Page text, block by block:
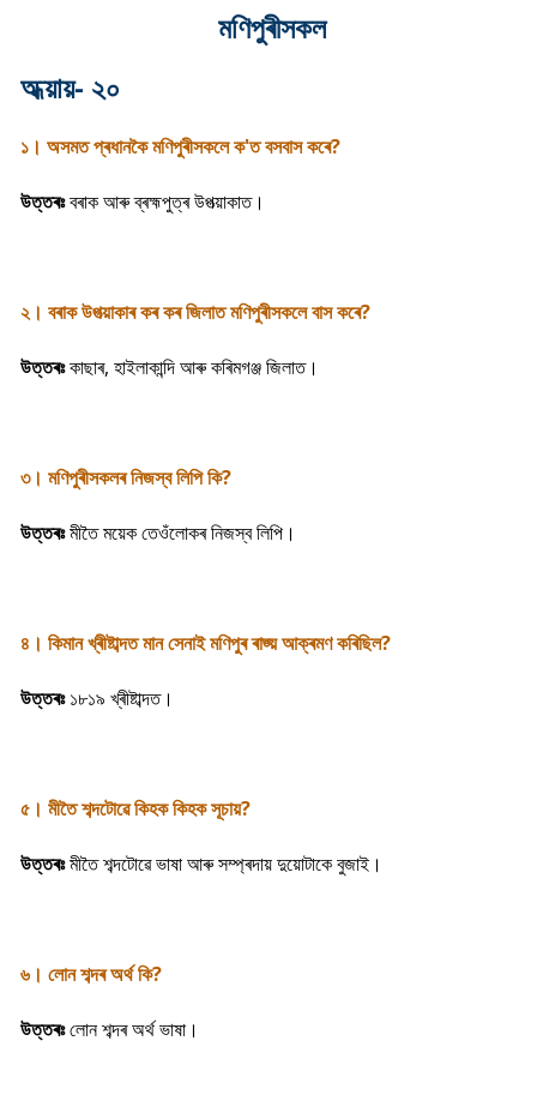
মণিপুৰীসকল
অধ্য়ায়- ২০
১। অসমত প্ৰধানকৈ মণিপুৰীসকলে ক'ত বসবাস কৰে?
উত্তৰঃবৰাক আৰু ব্ৰহ্মপুত্ৰ উপত্য়াকাত।
২। বৰাক উপত্য়াকাৰ কৰ কৰ জিলাত মণিপুৰীসকলে বাস কৰে?
উত্তৰঃকাছাৰ, হাইলাকান্দি আৰু কৰিমগঞ্জ জিলাত।
৩। মণিপুৰীসকলৰ নিজস্ব লিপি কি?
উত্তৰঃমীতৈ ময়েক তেওঁলোকৰ নিজস্ব লিপি।
৪। কিমান খ্ৰীষ্টাব্দত মান সেনাই মণিপুৰ ৰাজ্য় আক্ৰমণ কৰিছিল?
উত্তৰঃ১৮১৯ খ্ৰীষ্টাব্দত।
৫। মীতৈ শব্দটোৱে কিহক কিহক সূচায়?
উত্তৰঃমীতৈ শব্দটোৱে ভাষা আৰু সম্প্ৰদায় দুয়োটাকে বুজাই।
৬। লোন শব্দৰ অৰ্থ কি?
উত্তৰঃলোন শব্দৰ অৰ্থ ভাষা।